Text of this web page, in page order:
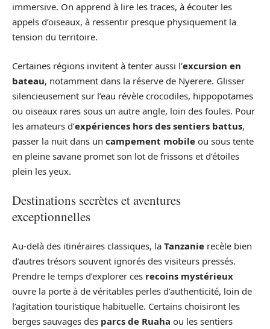
immersive. On apprend à lire les traces, à écouter les
appels d’oiseaux, à ressentir presque physiquement la
tension du territoire.
Certaines régions invitent à tenter aussi l’excursion en
bateau, notamment dans la réserve de Nyerere. Glisser
silencieusement sur l’eau révèle crocodiles, hippopotames
ou oiseaux rares sous un autre angle, loin des foules. Pour
les amateurs d’expériences hors des sentiers battus,
passer la nuit dans un campement mobile ou sous tente
en pleine savane promet son lot de frissons et d’étoiles
plein les yeux.
Destinations secrètes et aventures
exceptionnelles
Au-delà des itinéraires classiques, la Tanzanie recèle bien
d’autres trésors souvent ignorés des visiteurs pressés.
Prendre le temps d’explorer ces recoins mystérieux
ouvre la porte à de véritables perles d’authenticité, loin de
l’agitation touristique habituelle. Certains choisiront les
berges sauvages des parcs de Ruaha ou les sentiers